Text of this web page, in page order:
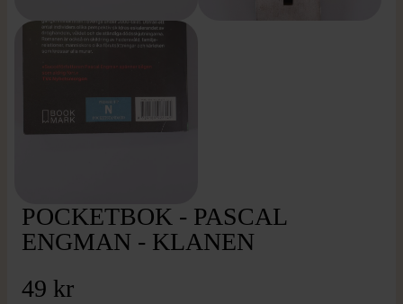
POCKETBOK - PASCAL
ENGMAN - KLANEN
49 kr